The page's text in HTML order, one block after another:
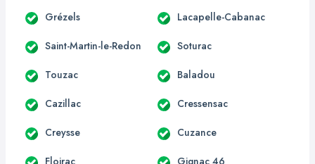
Grézels Lacapelle-Cabanac
Saint-Martin-le-Redon Soturac
Touzac Baladou
Cazillac Cressensac
Creysse Cuzance
Floirac Gignac 46